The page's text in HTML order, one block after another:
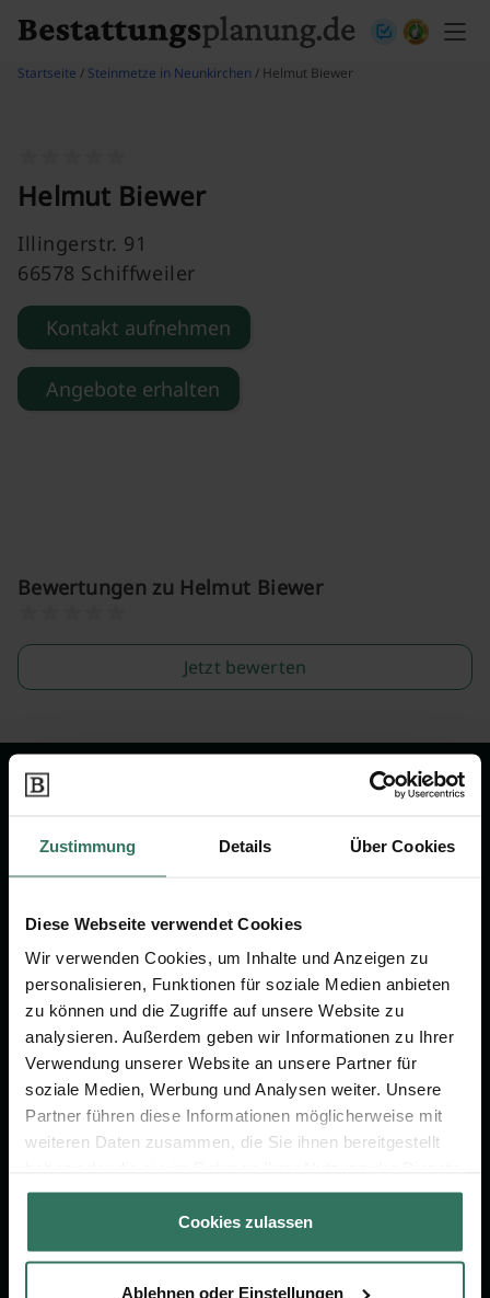
Zustimmung Details Über Cookies
Diese Webseite verwendet Cookies
Wir verwenden Cookies, um Inhalte und Anzeigen zu
personalisieren, Funktionen für soziale Medien anbieten
zu können und die Zugriffe auf unsere Website zu
analysieren. Außerdem geben wir Informationen zu Ihrer
Verwendung unserer Website an unsere Partner für
soziale Medien, Werbung und Analysen weiter. Unsere
Partner führen diese Informationen möglicherweise mit
weiteren Daten zusammen, die Sie ihnen bereitgestellt
gesammelt haben.
Cookies zulassen
Ablehnen oder Einstellungen
Startseite / Steinmetze in Neunkirchen / Helmut Biewer
Helmut Biewer
Illingerstr. 91
66578 Schiffweiler
Kontakt aufnehmen
Angebote erhalten
Bewertungen zu Helmut Biewer
Jetzt bewerten
Wir sind Ihr Ansprechpartner rund
um das Thema Bestattung &
Vorsorge.
Jetzt beraten lassen
FÜR SIE
Vergleich
Ratgeber
Verzeichnis
FÜR BESTATTER
Online-Portal
Kostenlos registrieren